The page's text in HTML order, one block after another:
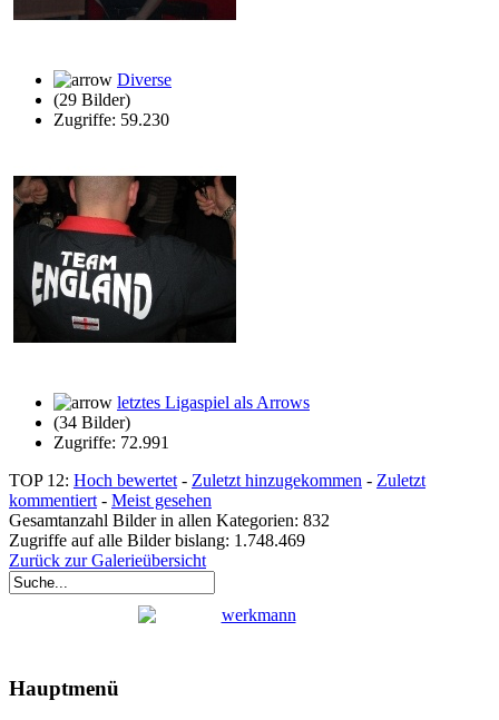
Diverse
(29 Bilder)
Zugriffe: 59.230
letztes Ligaspiel als Arrows
(34 Bilder)
Zugriffe: 72.991
TOP 12: Hoch bewertet - Zuletzt hinzugekommen - Zuletzt
kommentiert - Meist gesehen
Gesamtanzahl Bilder in allen Kategorien: 832
Zugriffe auf alle Bilder bislang: 1.748.469
Zurück zur Galerieübersicht
Hauptmenü